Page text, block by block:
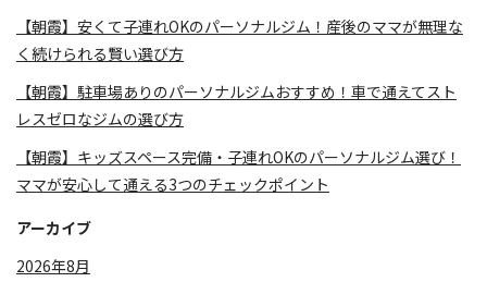
【朝霞】安くて子連れOKのパーソナルジム！産後のママが無理な
く続けられる賢い選び方
【朝霞】駐車場ありのパーソナルジムおすすめ！車で通えてスト
レスゼロなジムの選び方
【朝霞】キッズスペース完備・子連れOKのパーソナルジム選び！
ママが安心して通える3つのチェックポイント
アーカイブ
2026年8月